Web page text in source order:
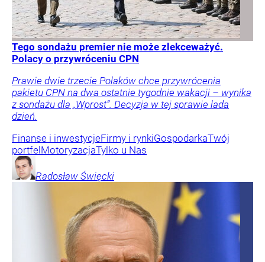
Tego sondażu premier nie może zlekceważyć.
Polacy o przywróceniu CPN
Prawie dwie trzecie Polaków chce przywrócenia
pakietu CPN na dwa ostatnie tygodnie wakacji – wynika
z sondażu dla „Wprost”. Decyzja w tej sprawie lada
dzień.
Finanse i inwestycjeFirmy i rynkiGospodarkaTwój
portfelMotoryzacjaTylko u Nas
Radosław Święcki